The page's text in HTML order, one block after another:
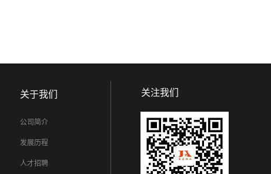
关于我们
公司简介
发展历程
人才招聘
关注我们